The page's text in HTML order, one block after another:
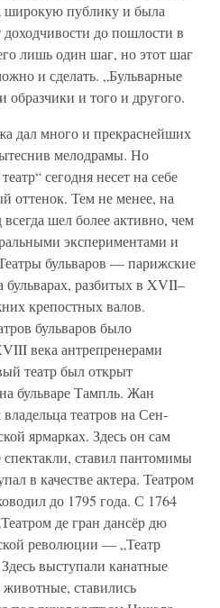
широкую публику и была
до пошлости в
лишь один шаг, но этот шаг
и сделать. „Бульварные
образчики и того и другого.
дал много и прекраснейших
мелодрамы. Но
сегодня несет на себе
оттенок. Тем не менее, на
шел более активно, чем
экспериментами и
бульваров — парижские
разбитых в XVII–
крепостных валов.
бульваров было
века антрепренерами
театр был открыт
бульваре Тампль. Жан
театров на Сен-
ярмарках. Здесь он сам
ставил пантомимы
в качестве актера. Театром
до 1795 года. С 1764
де гран дансёр дю
революции — „Театр
выступали канатные
ставились